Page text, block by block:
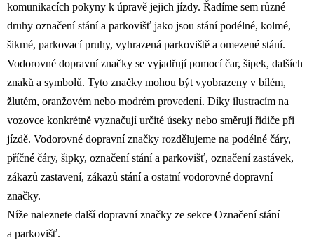
komunikacích pokyny k úpravě jejich jízdy. Řadíme sem různé
druhy označení stání a parkovišť jako jsou stání podélné, kolmé,
šikmé, parkovací pruhy, vyhrazená parkoviště a omezené stání.
Vodorovné dopravní značky se vyjadřují pomocí čar, šipek, dalších
znaků a symbolů. Tyto značky mohou být vyobrazeny v bílém,
žlutém, oranžovém nebo modrém provedení. Díky ilustracím na
vozovce konkrétně vyznačují určité úseky nebo směrují řidiče při
jízdě. Vodorovné dopravní značky rozdělujeme na podélné čáry,
příčné čáry, šipky, označení stání a parkovišť, označení zastávek,
zákazů zastavení, zákazů stání a ostatní vodorovné dopravní
značky.
Níže naleznete další dopravní značky ze sekce Označení stání
a parkovišť.